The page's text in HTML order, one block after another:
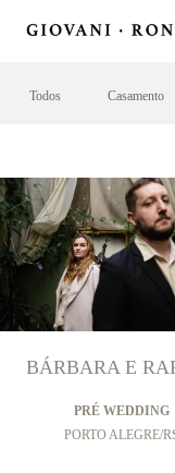
Todos Casamento
BÁRBARA E
PRÉ WEDDING
PORTO ALEGRE/